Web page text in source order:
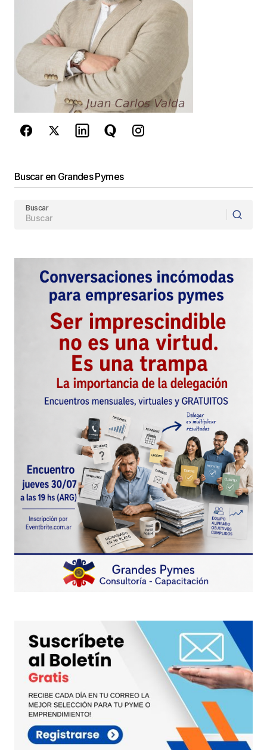
Guarda mi nombre, correo electrónico y web en
este navegador para la próxima vez que
comente.
Este sitio esta protegido por
reCAPTCHA y la Política de
privacidad y los Términos del servicio
Buscar en Grandes Pymes
Buscar